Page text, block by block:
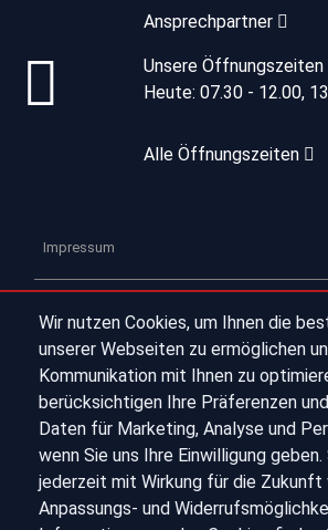
Wir nutzen Cookies, um Ihnen die
unserer Webseiten zu ermöglichen
Kommunikation mit Ihnen zu
berücksichtigen Ihre Präferenzen
Daten für Marketing, Analyse und
wenn Sie uns Ihre Einwilligung
jederzeit mit Wirkung für die Zukunft
Anpassungs- und
Ansprechpartner
Unsere Öffnungszeiten
Heute: 07.30 - 12.00,
Alle Öffnungszeiten
Impressum
Sitemap
Kontakt
© 2026 Autohaus Schmidt